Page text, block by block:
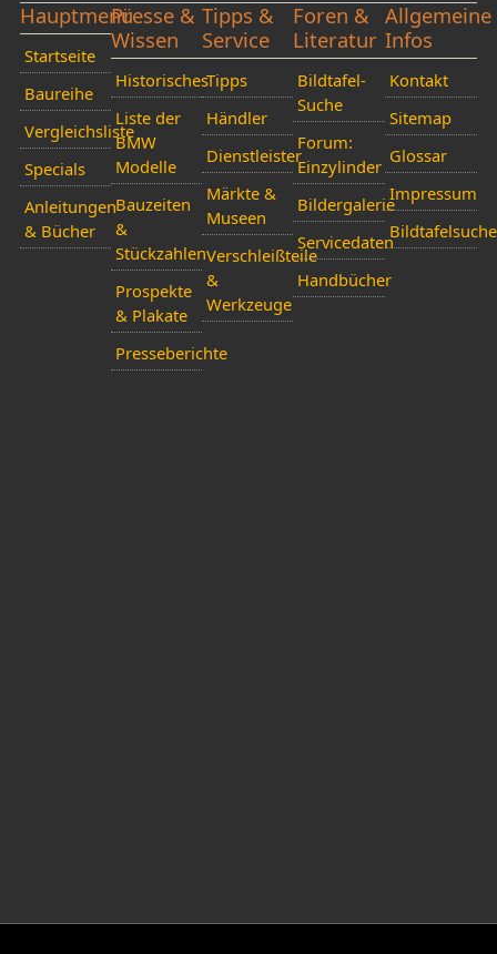
Hauptmenü
Startseite
Baureihe
Vergleichsliste
Specials
Anleitungen
& Bücher
Presse &
Wissen
Historisches
Liste der
BMW
Modelle
Bauzeiten
&
Stückzahlen
Prospekte
& Plakate
Presseberichte
Tipps &
Service
Tipps
Händler
Dienstleister
Märkte &
Museen
Verschleißteile
&
Werkzeuge
Foren &
Literatur
Bildtafel-
Suche
Forum:
Einzylinder
Bildergalerie
Servicedaten
Handbücher
Allgemeine
Infos
Kontakt
Sitemap
Glossar
Impressum
Bildtafelsuche